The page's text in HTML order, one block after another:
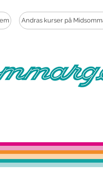
Andras kurser på